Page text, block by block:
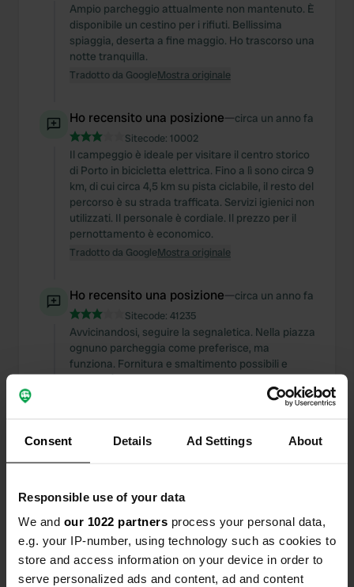
Consent Details Ad Settings About
Responsible use of your data
We and our 1022 partners process your personal data,
e.g. your IP-number, using technology such as cookies to
store and access information on your device in order to
serve personalized ads and content, ad and content
Ampio parcheggio attualmente non mantenuto. È
disponibile un cestino per i rifiuti. Bellissima
spiaggia, deserta a fine maggio. Ho trascorso una
notte tranquilla.
Tradotto da GoogleMostra originale
Ho recensito una posizione—circa un anno fa
Sitecode: 10002
Il campeggio è ideale per visitare il centro storico
di Porto in bicicletta elettrica. Fino a lì sono circa 9
km, di cui circa 4,5 km su pista ciclabile, il resto del
percorso è su strada trafficata. Servizi igienici non
utilizzati. Il personale è cordiale. Il prezzo per il
pernottamento è economico.
Tradotto da GoogleMostra originale
Ho recensito una posizione—circa un anno fa
Sitecode: 41235
Avvicinandosi, seguire la segnaletica. Nella piazza
ognuno parcheggia come preferisce, ma
funziona. Fornitura e smaltimento possibili e
gratuiti. È possibile raggiungere in bicicletta il
Castello dei Templari. Il biglietto d'ingresso al
complesso del castello costa 15 euro. Gli anziani
visita.
Tradotto da Google
Ho recensito una posizione
Sitecode: 5368
La posizione della piazza è ideale per visitare le
chiese. Ottenere un posto lì è estremamente
difficile. Abbiamo trascorso la notte nel